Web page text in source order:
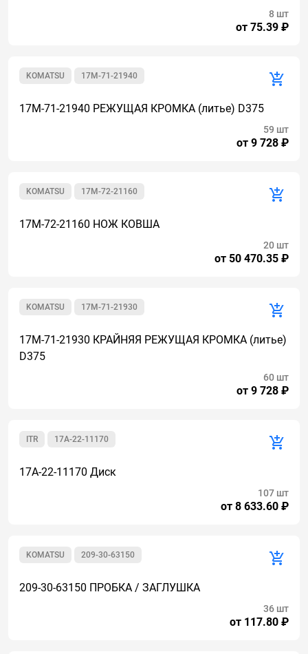
от 75.39 ₽
8 шт
17M-71-21940
KOMATSU
17M-71-21940 РЕЖУЩАЯ КРОМКА (литье) D375
от 9 728 ₽
59 шт
17M-72-21160
KOMATSU
17M-72-21160 НОЖ КОВША
от 50 470.35 ₽
20 шт
17M-71-21930
KOMATSU
17M-71-21930 КРАЙНЯЯ РЕЖУЩАЯ КРОМКА (литье)
D375
от 9 728 ₽
60 шт
17A-22-11170
ITR
17A-22-11170 Диск
от 8 633.60 ₽
107 шт
209-30-63150
KOMATSU
209-30-63150 ПРОБКА / ЗАГЛУШКА
от 117.80 ₽
36 шт